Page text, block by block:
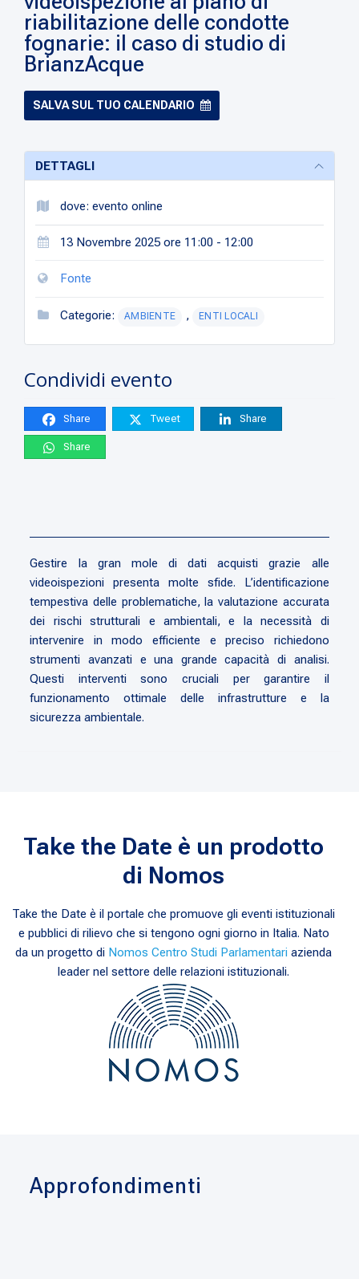
riabilitazione delle condotte
fognarie: il caso di studio di
BrianzAcque
SALVA SUL TUO CALENDARIO
DETTAGLI
dove: evento online
13 Novembre 2025 ore 11:00 - 12:00
Fonte
Categorie: AMBIENTE , ENTI LOCALI
Condividi evento
Share Tweet Share
Share
Gestire la gran mole di dati acquisti grazie alle
videoispezioni presenta molte sfide. L’identificazione
tempestiva delle problematiche, la valutazione accurata
dei rischi strutturali e ambientali, e la necessità di
intervenire in modo efficiente e preciso richiedono
strumenti avanzati e una grande capacità di analisi.
Questi interventi sono cruciali per garantire il
funzionamento ottimale delle infrastrutture e la
sicurezza ambientale.
Take the Date è un prodotto
di Nomos
Take the Date è il portale che promuove gli eventi istituzionali
e pubblici di rilievo che si tengono ogni giorno in Italia. Nato
da un progetto di Nomos Centro Studi Parlamentari azienda
leader nel settore delle relazioni istituzionali.
Approfondimenti